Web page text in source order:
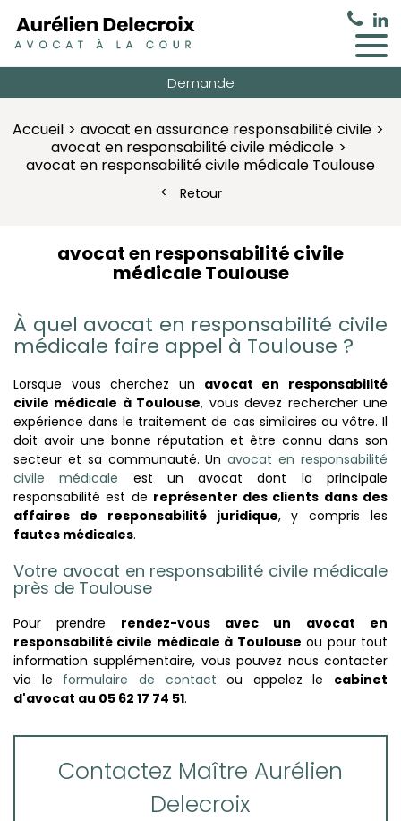
Demande
Accueil
avocat en assurance responsabilité civile
avocat en responsabilité civile médicale
avocat en responsabilité civile médicale Toulouse
Retour
avocat en responsabilité civile
médicale Toulouse
À quel avocat en responsabilité civile
médicale faire appel à Toulouse ?
Lorsque vous cherchez un avocat en responsabilité
civile médicale à Toulouse, vous devez rechercher une
expérience dans le traitement de cas similaires au vôtre. Il
doit avoir une bonne réputation et être connu dans son
secteur et sa communauté.Unavocat en responsabilité
civile médicale est un avocat dont la principale
responsabilité est de représenter des clients dans des
affaires de responsabilité juridique, y compris les
fautes médicales.
Votre avocat en responsabilité civile médicale
près de Toulouse
Pour prendre rendez-vous avec un
avocat en
responsabilité civile médicale à Toulouse ou pour tout
information supplémentaire, vous pouvez nous contacter
via le formulaire de contact ou appelez le cabinet
d'avocat au 05 62 17 74 51.
Contactez Maître Aurélien
Delecroix